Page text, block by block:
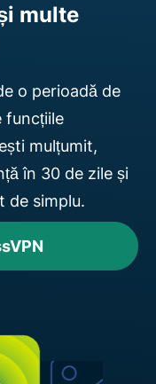
multe
o perioadă de
funcțiile
mulțumit,
în 30 de zile și
de simplu.